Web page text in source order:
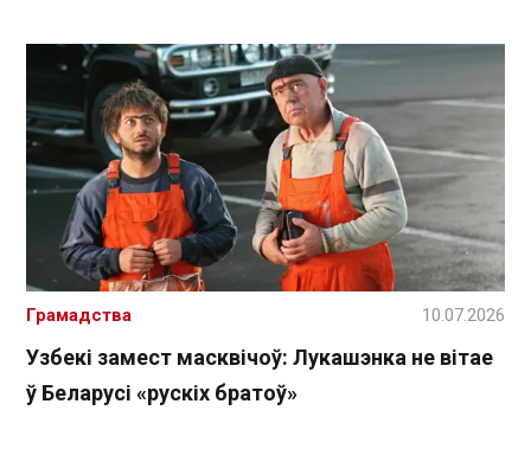
Узбекі замест масквічоў: Лукашэнка не вітае
ў Беларусі «рускіх братоў»
Грамадства 10.07.2026